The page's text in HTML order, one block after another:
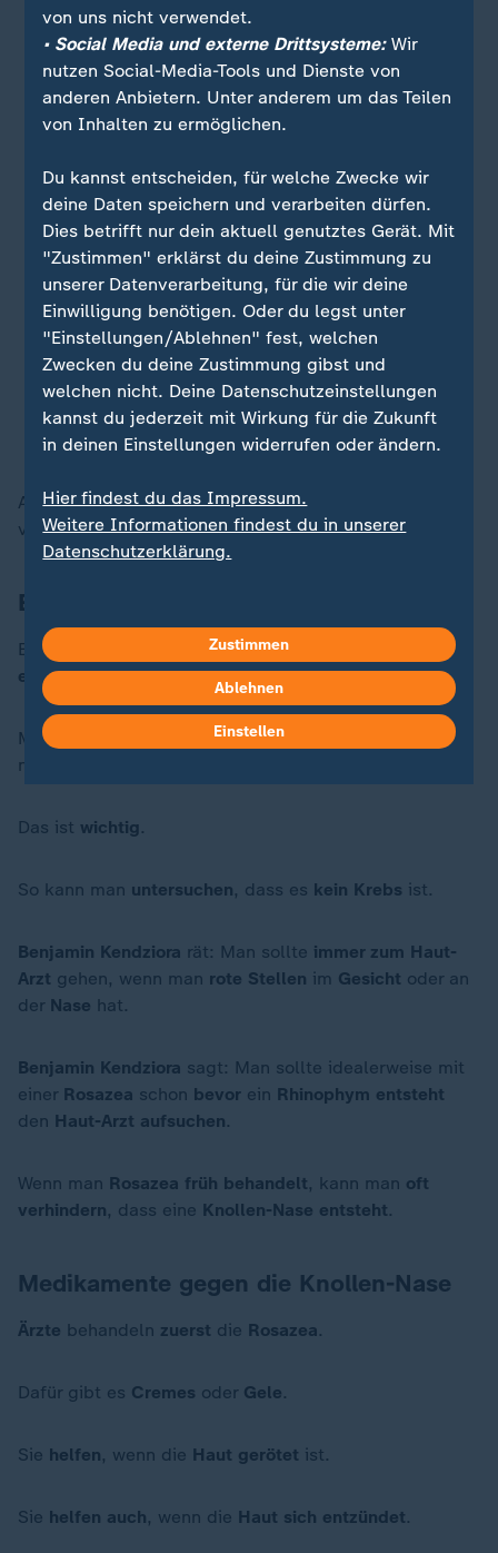
Rauchen
Stress
Sonne
Hitze
heißerDampf
scharfes Essen
fettige Gesichts-Cremes
Auch kleineMilbenauf derHautkönnen die
verstärken.
Eine Knollen-Nase ist meistens harmlos
Ein kann eineKnollen-Nase
sofort
erkennen.
Manchmal muss der Arzteinekleine Gewebe-Probe
nehmen.
Das ist wichtig.
So kann man untersuchen, dass es kein Krebs ist.
Benjamin Kendziora rät: Man sollte immer zum Haut-
Arzt gehen, wenn man rote Stellen im Gesicht oder an
der Nase hat.
Benjamin Kendziora sagt: Man sollte idealerweise mit
einer Rosazea schon bevor ein Rhinophym entsteht
den Haut-Arzt aufsuchen.
Wenn man Rosazea früh behandelt, kann man oft
verhindern, dass eine Knollen-Nase entsteht.
Medikamente gegen die Knollen-Nase
Ärzte behandeln zuerst die Rosazea.
Dafür gibt es Cremes oder Gele.
Sie helfen, wenn die Haut gerötet ist.
Sie helfen auch, wenn die Haut sich entzündet.
von uns nicht verwendet.
• Social Media und externe Drittsysteme:Wir
nutzen Social-Media-Tools und Dienste von
anderen Anbietern. Unter anderem um das Teilen
von Inhalten zu ermöglichen.
Du kannst entscheiden, für welche Zwecke wir
deine Daten speichern und verarbeiten dürfen.
Dies betrifft nur dein aktuell genutztes Gerät. Mit
"Zustimmen" erklärst du deine Zustimmung zu
unserer Datenverarbeitung, für die wir deine
Einwilligung benötigen. Oder du legst unter
"Einstellungen/Ablehnen" fest, welchen
Zwecken du deine Zustimmung gibst und
welchen nicht. Deine Datenschutzeinstellungen
kannst du jederzeit mit Wirkung für die Zukunft
in deinen Einstellungen widerrufen oder ändern.
Hier findest du das Impressum.
Weitere Informationen findest du in unserer
Datenschutzerklärung.
Zustimmen
Ablehnen
Einstellen